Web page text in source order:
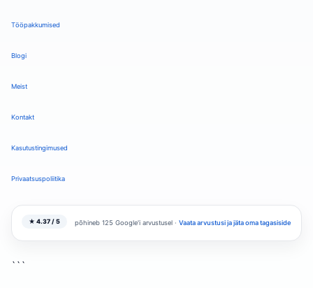
Tööpakkumised
Blogi
Meist
Kontakt
Kasutustingimused
Privaatsuspoliitika
★ 4.37 / 5 põhineb 125 Google'i arvustusel · Vaata arvustusi ja jäta oma tagasiside
```